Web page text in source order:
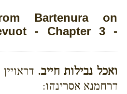
Bartenura on
- Chapter 3 -
ואכל נבילות חייב.
דרחמנא אסרינהו: